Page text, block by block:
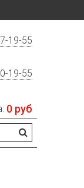
19-55
19-55
0 руб